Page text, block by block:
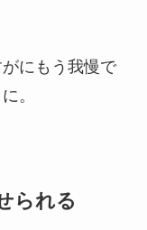
にもう我慢で
。
られる